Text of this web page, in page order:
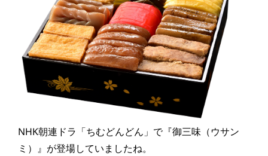
NHK朝連ドラ「ちむどんどん」で『御三味（ウサン
ミ）』が登場していましたね。